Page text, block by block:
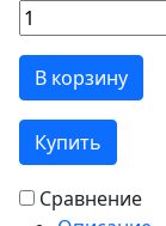
В корзину
Купить
Сравнение